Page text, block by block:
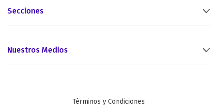
Secciones
Nuestros Medios
Términos y Condiciones